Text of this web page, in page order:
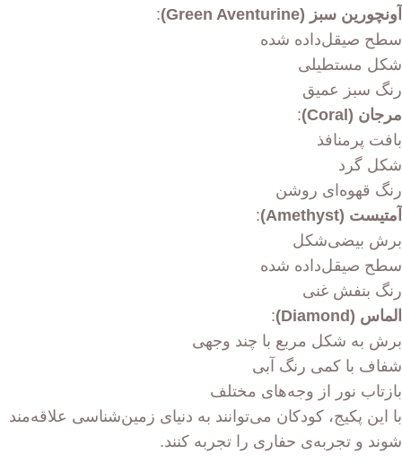
آونچورین سبز (Green Aventurine)
:
سطح صیقل‌داده شده
شکل مستطیلی
رنگ سبز عمیق
مرجان (Coral)
:
بافت پرمنافذ
شکل گرد
رنگ قهوه‌ای روشن
آمتیست (Amethyst)
:
برش بیضی‌شکل
سطح صیقل‌داده شده
رنگ بنفش غنی
الماس (Diamond)
:
برش به شکل مربع با چند وجهی
شفاف با کمی رنگ آبی
بازتاب نور از وجه‌های مختلف
با این پکیج، کودکان می‌توانند به دنیای زمین‌شناسی علاقه‌مند
شوند و تجربه‌ی حفاری را تجربه کنند.